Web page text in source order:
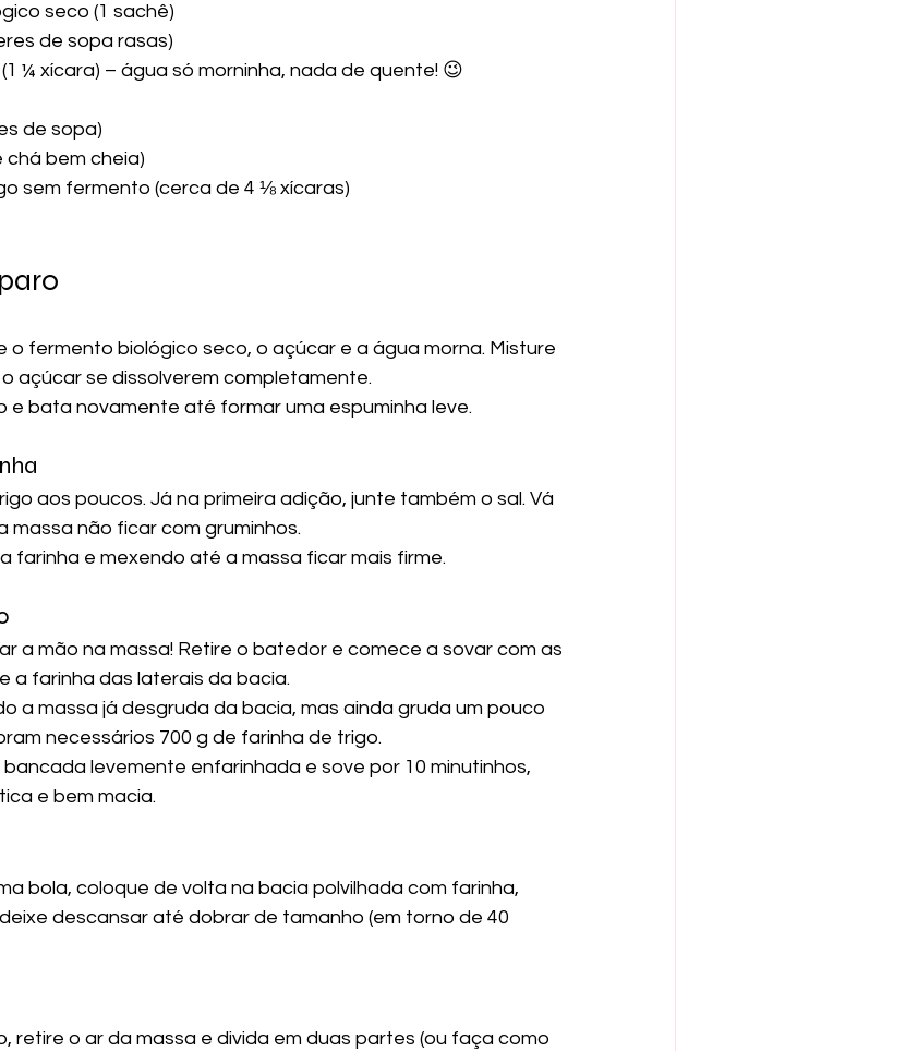
seco (1 sachê)
de sopa rasas)
¼ xícara) – água só morninha, nada de quente! 😉
de sopa)
chá bem cheia)
sem fermento (cerca de 4 ⅛ xícaras)
o fermento biológico seco, o açúcar e a água morna. Misture
açúcar se dissolverem completamente.
e bata novamente até formar uma espuminha leve.
aos poucos. Já na primeira adição, junte também o sal. Vá
massa não ficar com gruminhos.
farinha e mexendo até a massa ficar mais firme.
a mão na massa! Retire o batedor e comece a sovar com as
a farinha das laterais da bacia.
a massa já desgruda da bacia, mas ainda gruda um pouco
necessários 700 g de farinha de trigo.
levemente enfarinhada e sove por 10 minutinhos,
e bem macia.
bola, coloque de volta na bacia polvilhada com farinha,
descansar até dobrar de tamanho (em torno de 40
retire o ar da massa e divida em duas partes (ou faça como